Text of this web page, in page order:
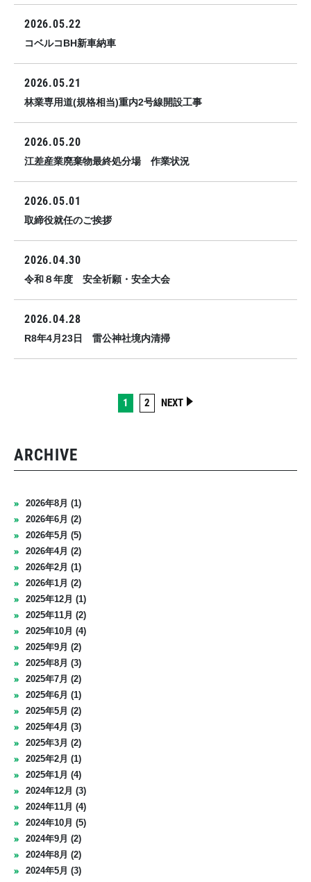
2026.05.22
コベルコBH新車納車
2026.05.21
林業専用道(規格相当)重内2号線開設工事
2026.05.20
江差産業廃棄物最終処分場 作業状況
2026.05.01
取締役就任のご挨拶
2026.04.30
令和８年度 安全祈願・安全大会
2026.04.28
R8年4月23日 雷公神社境内清掃
1 2 NEXT
ARCHIVE
2026年8月 (1)
2026年6月 (2)
2026年5月 (5)
2026年4月 (2)
2026年2月 (1)
2026年1月 (2)
2025年12月 (1)
2025年11月 (2)
2025年10月 (4)
2025年9月 (2)
2025年8月 (3)
2025年7月 (2)
2025年6月 (1)
2025年5月 (2)
2025年4月 (3)
2025年3月 (2)
2025年2月 (1)
2025年1月 (4)
2024年12月 (3)
2024年11月 (4)
2024年10月 (5)
2024年9月 (2)
2024年8月 (2)
2024年5月 (3)